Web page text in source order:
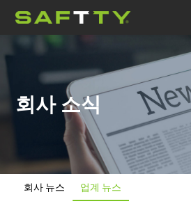
회사 소식
회사 뉴스 업계 뉴스